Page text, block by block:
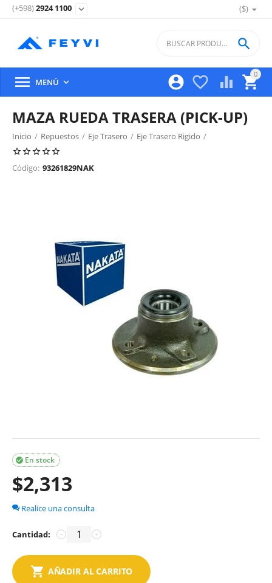
($)
(+598)2924 1100 expand_more
0

 


 MENÚ 
MAZA RUEDA TRASERA (PICK-UP)
Inicio / Repuestos / Eje Trasero / Eje Trasero Rigido /
Código: 93261829NAK
En stock

$2,313
Realice una consulta
Cantidad: +
−
AÑADIR AL CARRITO